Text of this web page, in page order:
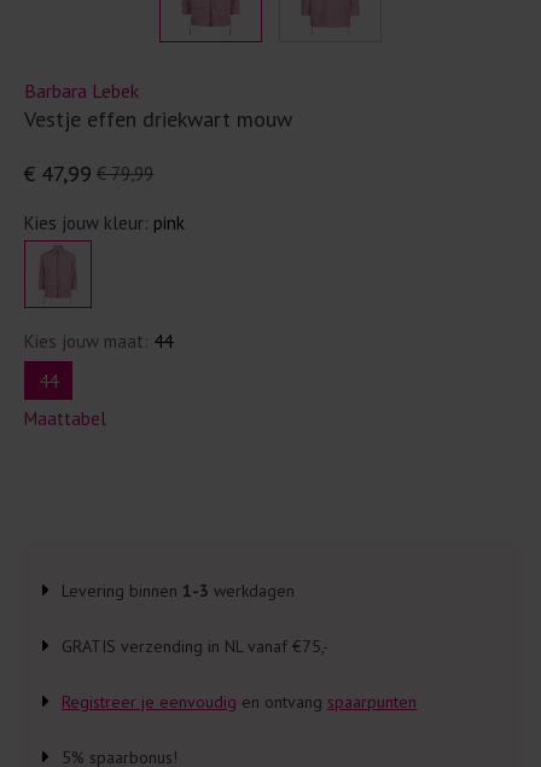
Barbara Lebek
Vestje effen driekwart mouw
€ 79,99
€ 47,99
Kies jouw kleur: pink
Kies jouw maat: 44
44
Maattabel
Levering binnen 1-3 werkdagen
GRATIS verzending in NL vanaf €75,-
Registreer je eenvoudig en ontvang spaarpunten
5% spaarbonus!